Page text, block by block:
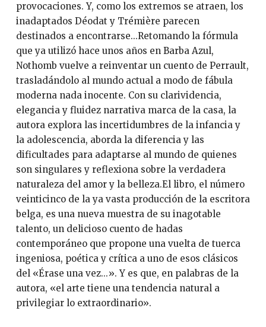
provocaciones. Y, como los extremos se atraen, los
inadaptados Déodat y Trémière parecen
destinados a encontrarse...Retomando la fórmula
que ya utilizó hace unos años en Barba Azul,
Nothomb vuelve a reinventar un cuento de Perrault,
trasladándolo al mundo actual a modo de fábula
moderna nada inocente. Con su clarividencia,
elegancia y fluidez narrativa marca de la casa, la
autora explora las incertidumbres de la infancia y
la adolescencia, aborda la diferencia y las
dificultades para adaptarse al mundo de quienes
son singulares y reflexiona sobre la verdadera
naturaleza del amor y la belleza.El libro, el número
veinticinco de la ya vasta producción de la escritora
belga, es una nueva muestra de su inagotable
talento, un delicioso cuento de hadas
contemporáneo que propone una vuelta de tuerca
ingeniosa, poética y crítica a uno de esos clásicos
del «Érase una vez...». Y es que, en palabras de la
autora, «el arte tiene una tendencia natural a
privilegiar lo extraordinario».